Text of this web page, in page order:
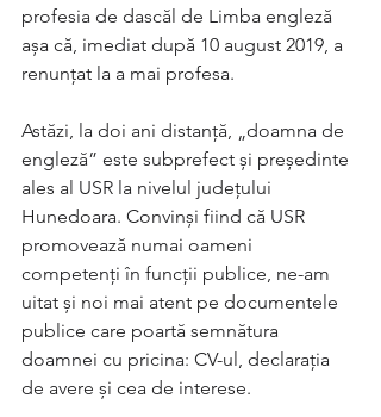
profesia de dascăl de Limba engleză
așa că, imediat după 10 august 2019, a
renunțat la a mai profesa.
Astăzi, la doi ani distanță, „doamna de
engleză” este subprefect și președinte
ales al USR la nivelul județului
Hunedoara. Convinși fiind că USR
promovează numai oameni
competenți în funcții publice, ne-am
uitat și noi mai atent pe documentele
publice care poartă semnătura
doamnei cu pricina: CV-ul, declarația
de avere și cea de interese.